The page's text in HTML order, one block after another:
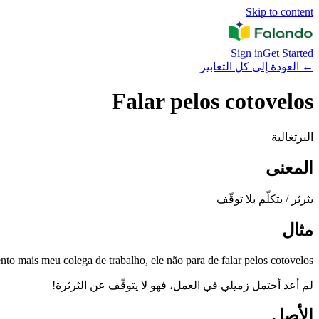
Skip to content
Sign inGet Started
←
العودة إلى كل التعابير
Falar pelos cotovelos
البرتغالية
المعنى
يثرثر / يتكلّم بلا توقّف
مثال
mais meu colega de trabalho, ele não para de falar pelos cotovelos!
لم أعد أحتمل زميلي في العمل، فهو لا يتوقّف عن الثرثرة!